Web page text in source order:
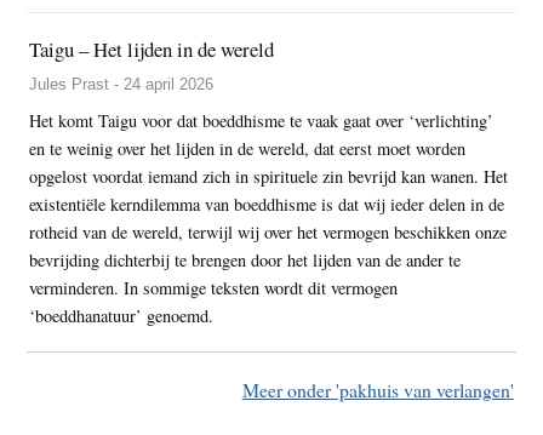
Taigu – Het lijden in de wereld
Jules Prast - 24 april 2026
Het komt Taigu voor dat boeddhisme te vaak gaat over ‘verlichting’
en te weinig over het lijden in de wereld, dat eerst moet worden
opgelost voordat iemand zich in spirituele zin bevrijd kan wanen. Het
existentiële kerndilemma van boeddhisme is dat wij ieder delen in de
rotheid van de wereld, terwijl wij over het vermogen beschikken onze
bevrijding dichterbij te brengen door het lijden van de ander te
verminderen. In sommige teksten wordt dit vermogen
‘boeddhanatuur’ genoemd.
Meer onder 'pakhuis van verlangen'